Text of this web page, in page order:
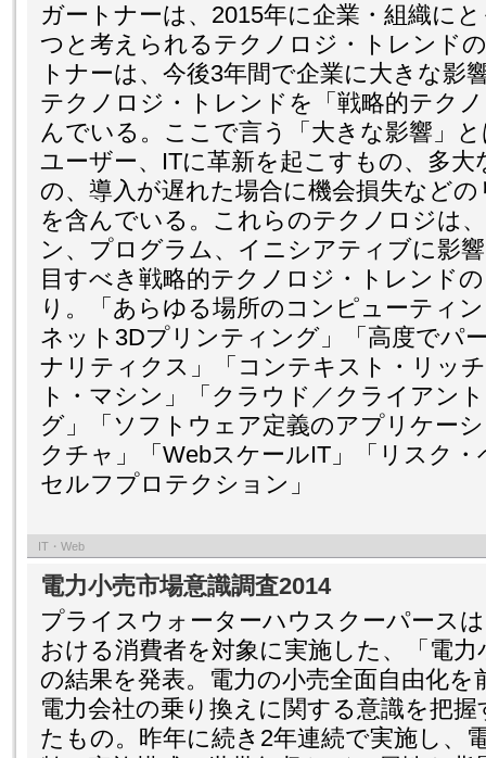
ガートナーは、2015年に企業・組織に
つと考えられるテクノロジ・トレンド
トナーは、今後3年間で企業に大きな影
テクノロジ・トレンドを「戦略的テク
んでいる。ここで言う「大きな影響」
ユーザー、ITに革新を起こすもの、多
の、導入が遅れた場合に機会損失など
を含んでいる。これらのテクノロジは
ン、プログラム、イニシアティブに影
目すべき戦略的テクノロジ・トレンド
り。「あらゆる場所のコンピューティ
ネット3Dプリンティング」「高度でパ
ナリティクス」「コンテキスト・リッ
ト・マシン」「クラウド／クライアン
グ」「ソフトウェア定義のアプリケー
クチャ」「WebスケールIT」「リスク
セルフプロテクション」
IT・Web
電力小売市場意識調査2014
プライスウォーターハウスクーパース
おける消費者を対象に実施した、「電力
の結果を発表。電力の小売全面自由化
電力会社の乗り換えに関する意識を把
たもの。昨年に続き2年連続で実施し、